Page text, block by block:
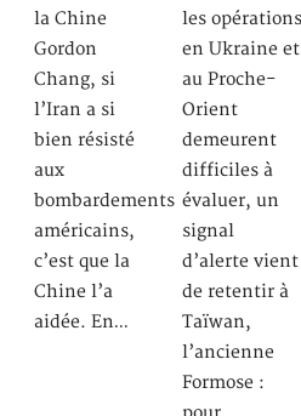
la Chine
Gordon
Chang, si
l’Iran a si
bien résisté
aux
bombardements
américains,
c’est que la
Chine l’a
aidée. En…
les opérations
en Ukraine et
au Proche-
Orient
demeurent
difficiles à
évaluer, un
signal
d’alerte vient
de retentir à
Taïwan,
l’ancienne
Formose :